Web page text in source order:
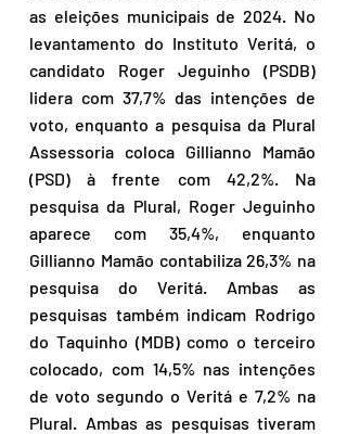
as eleições municipais de 2024. No
levantamento do Instituto Veritá, o
candidato Roger Jeguinho (PSDB)
lidera com 37,7% das intenções de
voto, enquanto a pesquisa da Plural
Assessoria coloca Gillianno Mamão
(PSD) à frente com 42,2%. Na
pesquisa da Plural, Roger Jeguinho
aparece com 35,4%, enquanto
Gillianno Mamão contabiliza 26,3% na
pesquisa do Veritá. Ambas as
pesquisas também indicam Rodrigo
do Taquinho (MDB) como o terceiro
colocado, com 14,5% nas intenções
de voto segundo o Veritá e 7,2% na
Plural. Ambas as pesquisas tiveram